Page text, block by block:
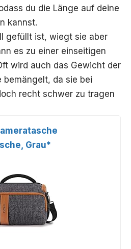
du die Länge auf deine
kannst.
gefüllt ist, wiegt sie aber
es zu einer einseitigen
wird auch das Gewicht der
bemängelt, da sie bei
recht schwer zu tragen
Grau*